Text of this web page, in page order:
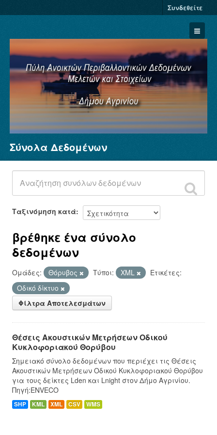
Συνδεθείτε
Σύνολα Δεδομένων
Φορείς
Ομάδες
Σχετικά
Σύνολα Δεδομένων
Ταξινόμηση κατά
βρέθηκε ένα σύνολο
δεδομένων
Ομάδες: Θόρυβος Τύποι: XML
Ετικέτες:
Οδικό δίκτυο
Φίλτρα Αποτελεσμάτων
Θέσεις Ακουστικών Μετρήσεων Οδικού
Κυκλοφοριακού Θορύβου
Σημειακό σύνολο δεδομένων που περιέχει τις Θέσεις
Ακουστικών Μετρήσεων Οδικού Κυκλοφοριακού Θορύβου
για τους δείκτες Lden και Lnight στον Δήμο Αγρινίου.
Πηγή:ENVECO
SHP KML XML CSV WMS